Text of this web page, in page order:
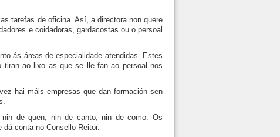
tarefas de oficina. Así, a directora non quere
e coidadoras, gardacostas ou o persoal
ás áreas de especialidade atendidas. Estes
tiran ao lixo as que se lle fan ao persoal nos
hai máis empresas que dan formación sen
nin de quen, nin de canto, nin de como. Os
conta no Consello Reitor.